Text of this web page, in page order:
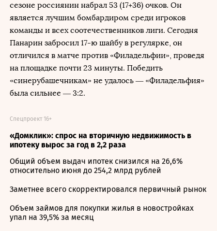
сезоне россиянин набрал 53 (17+36) очков. Он
является лучшим бомбардиром среди игроков
команды и всех соотечественников лиги. Сегодня
Панарин забросил 17-ю шайбу в регулярке, он
отличился в матче против «Филадельфии», проведя
на площадке почти 23 минуты. Победить
«синерубашечникам» не удалось — «Филадельфия»
была сильнее — 3:2.
«Домклик»: спрос на вторичную недвижимость в
ипотеку вырос за год в 2,2 раза
Спецпроект 16+
Общий объем выдач ипотек снизился на 26,6%
относительно июня до 254,2 млрд рублей
Заметнее всего скорректировался первичный рынок
Объем займов для покупки жилья в новостройках
упал на 39,5% за месяц